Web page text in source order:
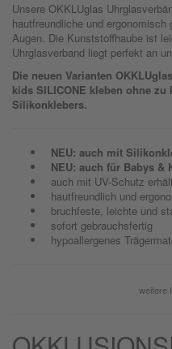
Unsere OKKLUglas
hautfreundliche und
Augen. Die Kunststoffhaube ist
Uhrglasverband liegt perfekt an
Die neuen Varianten
kids SILICONE kleben ohne
Silikonklebers.
NEU: auch mit
NEU: auch für Babys &
auch mit UV-Schutz
hautfreundlich und
bruchfeste, leichte und
sofort gebrauchsfertig
hypoallergenes
weitere